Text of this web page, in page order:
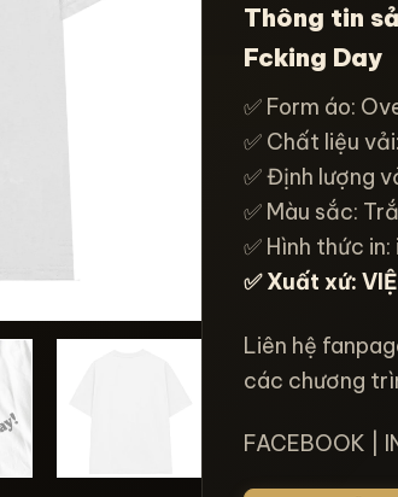
Thông tin
Fcking Day
✅ Form áo:
✅ Chất liệu
✅ Định lượng
✅ Màu sắc:
✅ Hình thức
✅ Xuất xứ:
Liên hệ
các chương
FACEBOOK